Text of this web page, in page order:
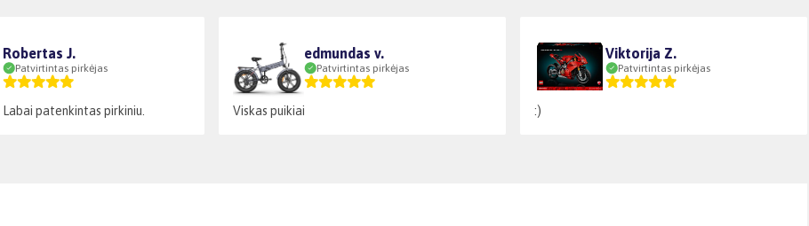
Robertas J.
Patvirtintas pirkėjas
Labai patenkintas pirkiniu.
edmundas v.
Patvirtintas pirkėjas
Viskas puikiai
Viktorija Z.
Patvirtintas pirkėjas
:)